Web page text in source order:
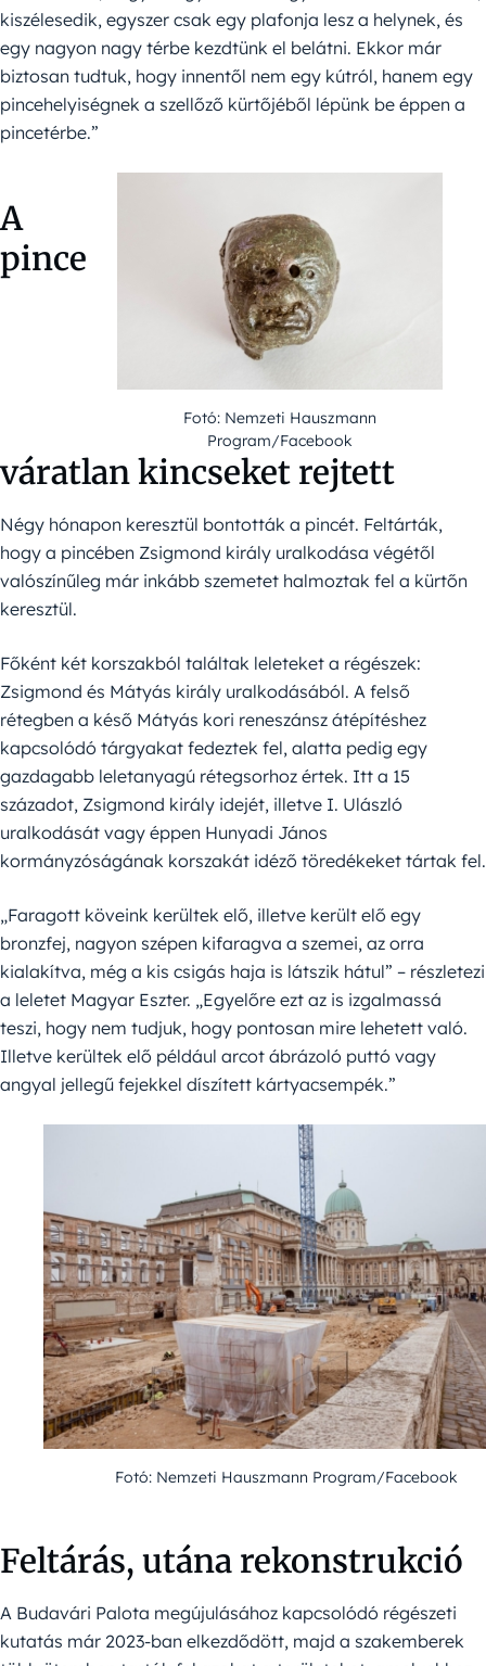
kiszélesedik, egyszer csak egy plafonja lesz a helynek, és
egy nagyon nagy térbe kezdtünk el belátni. Ekkor már
biztosan tudtuk, hogy innentől nem egy kútról, hanem egy
pincehelyiségnek a szellőző kürtőjéből lépünk be éppen a
pincetérbe.”
Fotó: Nemzeti Hauszmann
Program/Facebook
A
pince
váratlan kincseket rejtett
Négy hónapon keresztül bontották a pincét. Feltárták,
hogy a pincében Zsigmond király uralkodása végétől
valószínűleg már inkább szemetet halmoztak fel a kürtőn
keresztül.
Főként két korszakból találtak leleteket a régészek:
Zsigmond és Mátyás király uralkodásából. A felső
rétegben a késő Mátyás kori reneszánsz átépítéshez
kapcsolódó tárgyakat fedeztek fel, alatta pedig egy
gazdagabb leletanyagú rétegsorhoz értek. Itt a 15
századot, Zsigmond király idejét, illetve I. Ulászló
uralkodását vagy éppen Hunyadi János
kormányzóságának korszakát idéző töredékeket tártak fel.
„Faragott köveink kerültek elő, illetve került elő egy
bronzfej, nagyon szépen kifaragva a szemei, az orra
kialakítva, még a kis csigás haja is látszik hátul” – részletezi
a leletet Magyar Eszter. „Egyelőre ezt az is izgalmassá
teszi, hogy nem tudjuk, hogy pontosan mire lehetett való.
Illetve kerültek elő például arcot ábrázoló puttó vagy
angyal jellegű fejekkel díszített kártyacsempék.”
Fotó: Nemzeti Hauszmann Program/Facebook
Feltárás, utána rekonstrukció
A Budavári Palota megújulásához kapcsolódó régészeti
kutatás már 2023-ban elkezdődött, majd a szakemberek